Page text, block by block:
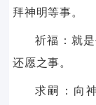
拜神明等事。
祈福：就
还愿之事。
求嗣：向